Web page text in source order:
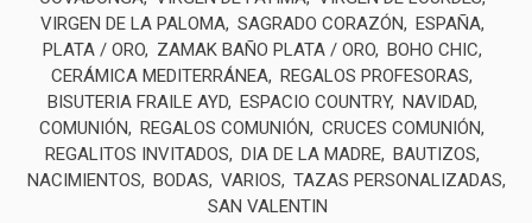
VIRGEN DE LA PALOMA SAGRADO CORAZÓN
ESPAÑA
PLATA / ORO
ZAMAK BAÑO PLATA / ORO
BOHO CHIC
CERÁMICA MEDITERRÁNEA
REGALOS PROFESORAS
BISUTERIA FRAILE AYD
ESPACIO COUNTRY
NAVIDAD
COMUNIÓN
REGALOS COMUNIÓN
CRUCES COMUNIÓN
REGALITOS INVITADOS
DIA DE LA MADRE
BAUTIZOS
NACIMIENTOS
BODAS VARIOS
TAZAS PERSONALIZADAS
SAN VALENTIN